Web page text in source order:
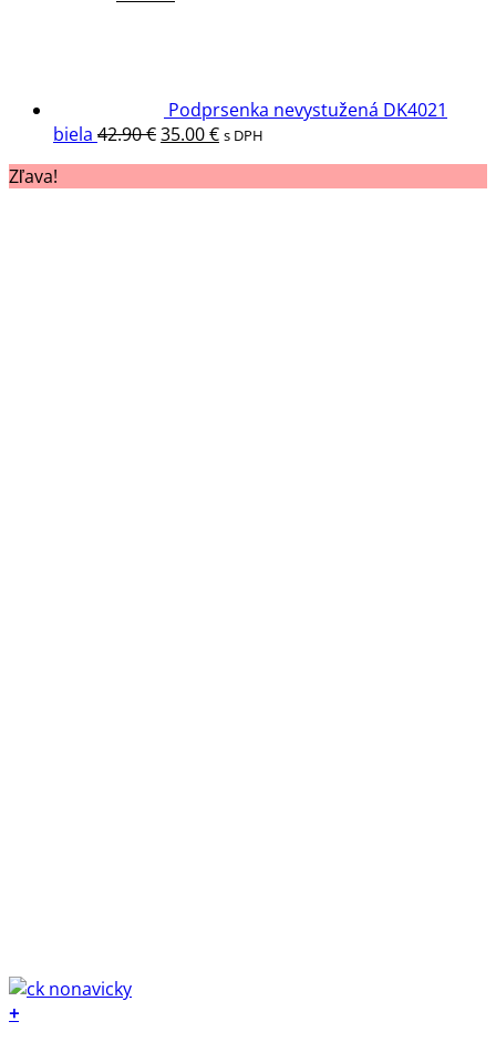
Podprsenka nevystužená DK4021
biela 42.90€Pôvodná
35.00€Aktuálna
s DPH
Zľava!
+